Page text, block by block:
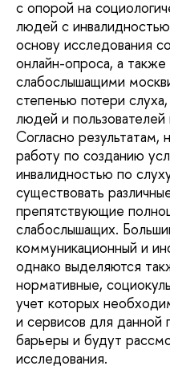
с опорой на
людей с
основу исследования
онлайн-опроса, а
слабослышащими
степенью потери
людей и
Согласно результатам,
работу по созданию
инвалидностью по
существовать
препятствующие
слабослышащих.
коммуникационный и
однако выделяются
нормативные,
учет которых
и сервисов для данной
барьеры и будут
исследования.